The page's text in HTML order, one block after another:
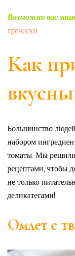
Возможно вас
гречески
Как
Большинство
набором
томаты. Мы решили
рецептами, чтобы
не только
деликатесами!
Омлет с